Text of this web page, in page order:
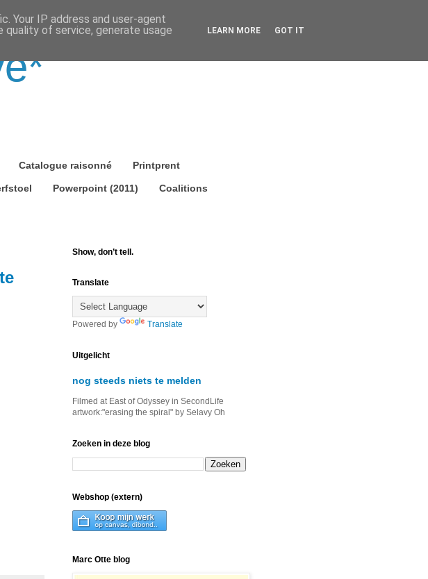
Catalogue raisonné Printprent
Powerpoint (2011) Coalitions
Show, don’t tell.
Translate
Powered by Translate
Uitgelicht
nog steeds niets te melden
Filmed at East of Odyssey in SecondLife
artwork:"erasing the spiral" by Selavy Oh
Zoeken in deze blog
Webshop (extern)
Marc Otte blog
Your IP address and user-agent
quality of service, generate usage
LEARN MORE GOT IT